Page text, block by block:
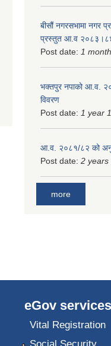
बीसौं नगरसभामा नगर
प्रस्तुत आ.व‍ २०८३।८४
Post date: 1
भक्तपुर नपाको आ.व.
विवरण
Post date: 1 year
आ.व. २०८१/८२ को
Post date: 2 years
more
eGov services
Vital Registration